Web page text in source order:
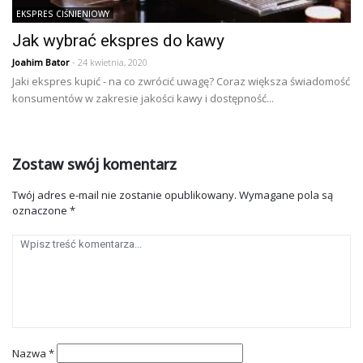
EKSPRES CIŚNIENIOWY
Jak wybrać ekspres do kawy
Joahim Bator - 24 kwietnia, 2020
Jaki ekspres kupić - na co zwrócić uwagę? Coraz większa świadomość
konsumentów w zakresie jakości kawy i dostępność...
Zostaw swój komentarz
Twój adres e-mail nie zostanie opublikowany. Wymagane pola są
oznaczone *
Nazwa *